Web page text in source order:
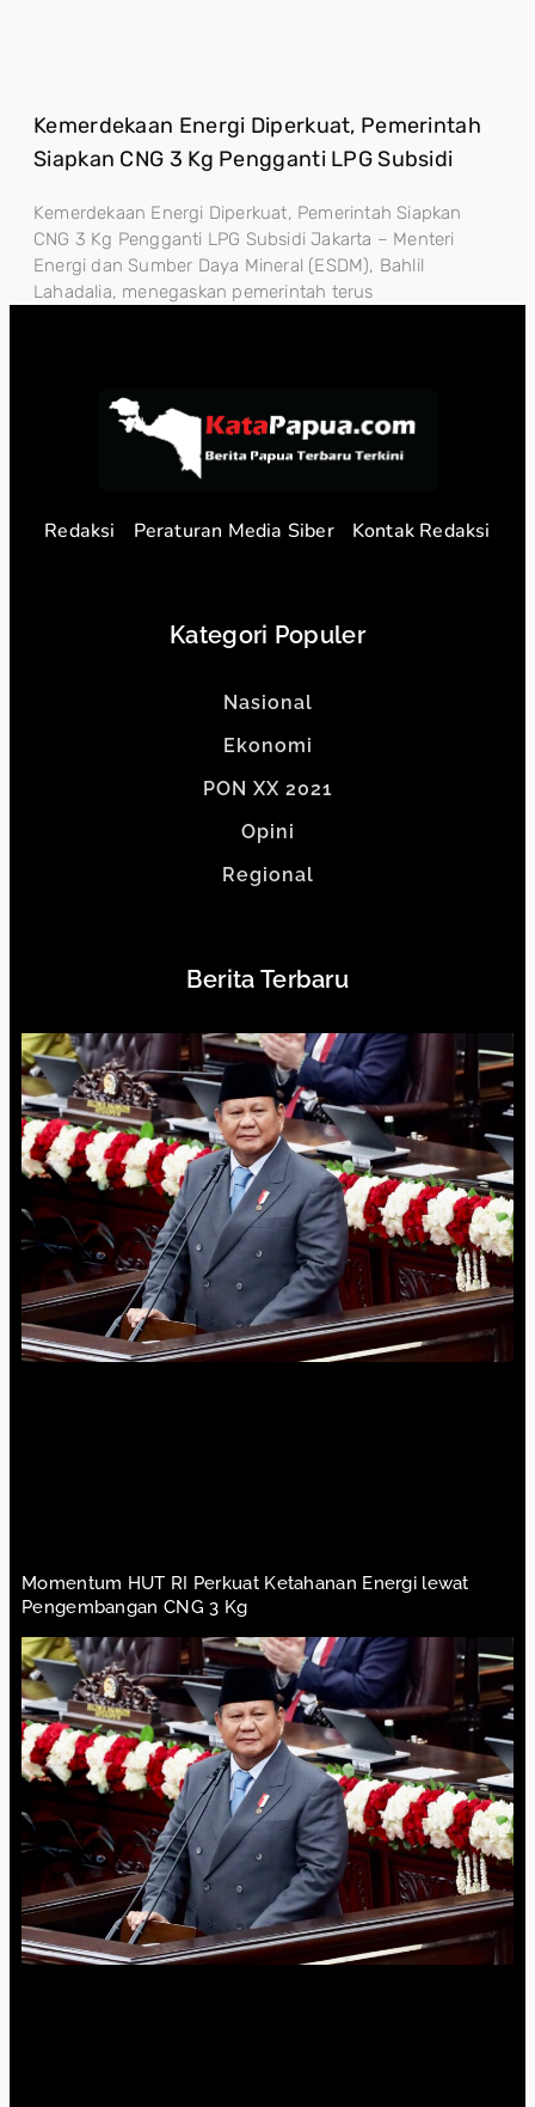
Kemerdekaan Energi Diperkuat, Pemerintah
Siapkan CNG 3 Kg Pengganti LPG Subsidi
Kemerdekaan Energi Diperkuat, Pemerintah Siapkan
CNG 3 Kg Pengganti LPG Subsidi Jakarta – Menteri
Energi dan Sumber Daya Mineral (ESDM), Bahlil
Lahadalia, menegaskan pemerintah terus
Redaksi Peraturan Media Siber Kontak Redaksi
Kategori Populer
Nasional
Ekonomi
PON XX 2021
Opini
Regional
Berita Terbaru
Momentum HUT RI Perkuat Ketahanan Energi lewat
Pengembangan CNG 3 Kg